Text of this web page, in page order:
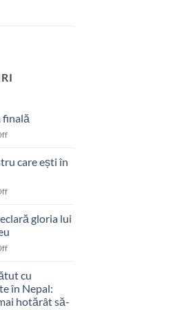
finală
on
care ești în
on
nostru
care
ești
în
gloria lui
on
declară
gloria
lui
Dumnezeu
cu
în Nepal:
hotărât să-